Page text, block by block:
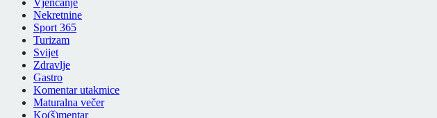
Vjenčanje
Nekretnine
Sport 365
Turizam
Svijet
Zdravlje
Gastro
Komentar utakmice
Maturalna večer
Ko(š)mentar